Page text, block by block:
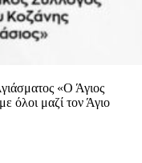
«Ο Άγιος
όλοι μαζί τον Άγιο